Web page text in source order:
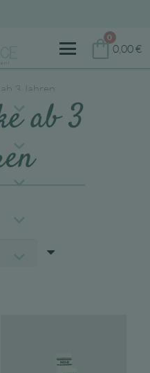
0
0,00€
3 Jahren
ab 3